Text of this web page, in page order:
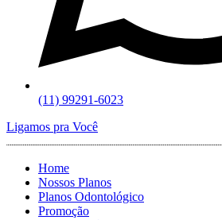
(11) 99291-6023
Ligamos pra Você
Home
Nossos Planos
Planos Odontológico
Promoção